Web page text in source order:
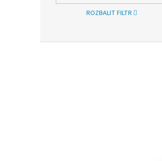
ROZBALIT FILTR